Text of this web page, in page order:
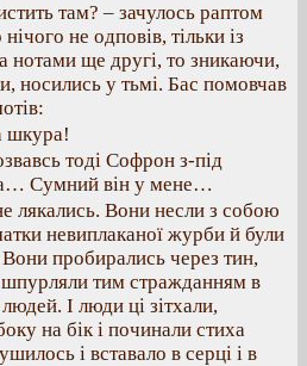
там? – зачулось раптом
не одповів, тільки із
нотами ще другі, то зникаючи,
носились у тьмі. Бас помовчав
шкура!
тоді Софрон з-під
Сумний він у мене…
лякались. Вони несли з собою
невиплаканої журби й були
Вони пробирались через тин,
шпурляли тим стражданням в
І люди ці зітхали,
на бік і починали стиха
і вставало в серці і в